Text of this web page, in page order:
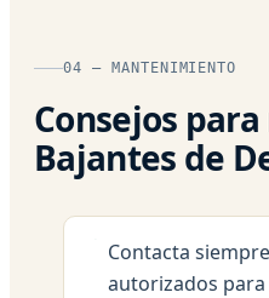
04 — MANTENIMIENTO
Consejos
Bajantes de
Contacta
autorizados